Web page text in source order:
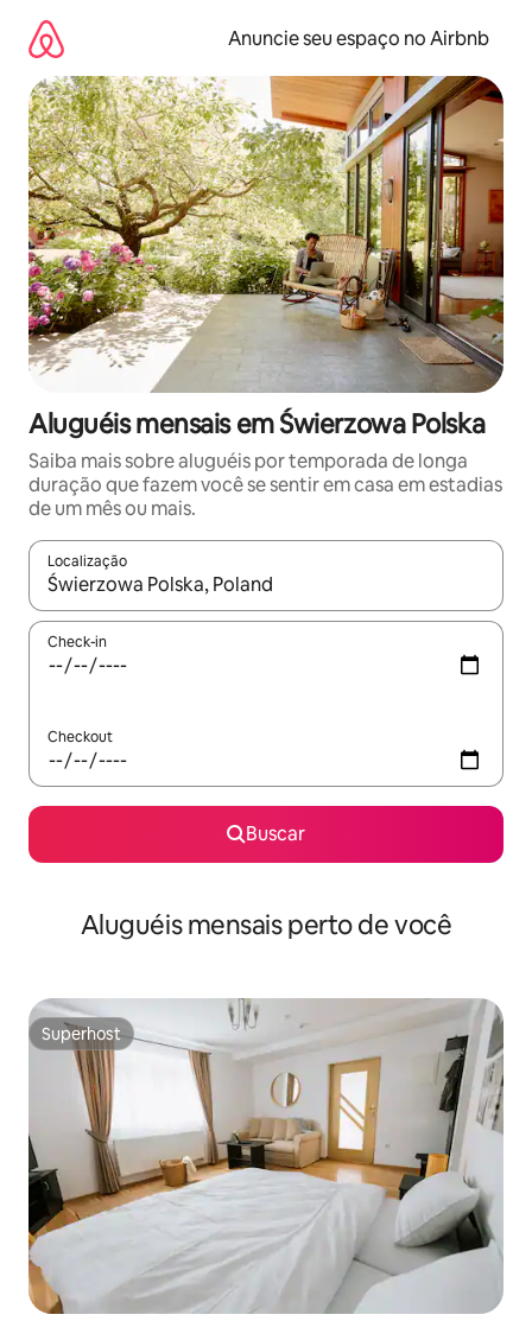
para
conteúdo
Anuncie seu espaço no Airbnb
Aluguéis mensais em Świerzowa Polska
Saiba mais sobre aluguéis por temporada de longa
duração que fazem você se sentir em casa em estadias
de um mês ou mais.
Localização
Quando os resultados estiverem disponíveis, explore-os
Check-in
Checkout
Buscar
Aluguéis mensais perto de você
Superhost
Superhost